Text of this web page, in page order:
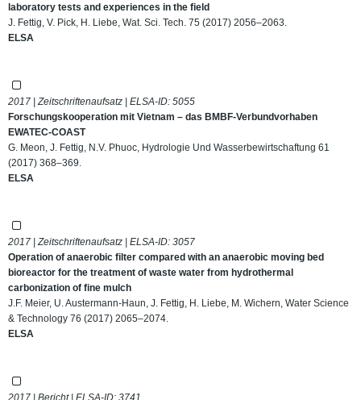
laboratory tests and experiences in the field
J. Fettig, V. Pick, H. Liebe, Wat. Sci. Tech. 75 (2017) 2056–2063.
ELSA
2017 | Zeitschriftenaufsatz | ELSA-ID: 5055
Forschungskooperation mit Vietnam – das BMBF-Verbundvorhaben
EWATEC-COAST
G. Meon, J. Fettig, N.V. Phuoc, Hydrologie Und Wasserbewirtschaftung 61
(2017) 368–369.
ELSA
2017 | Zeitschriftenaufsatz | ELSA-ID: 3057
Operation of anaerobic filter compared with an anaerobic moving bed
bioreactor for the treatment of waste water from hydrothermal
carbonization of fine mulch
J.F. Meier, U. Austermann-Haun, J. Fettig, H. Liebe, M. Wichern, Water Science
& Technology 76 (2017) 2065–2074.
ELSA
2017 | Bericht | ELSA-ID: 3741